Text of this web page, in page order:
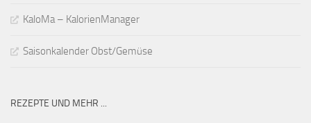
KaloMa – KalorienManager
Saisonkalender Obst/Gemüse
REZEPTE UND MEHR ...